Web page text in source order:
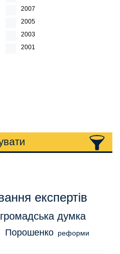
2007
2005
2003
2001
експертів
громадська думка
Порошенко реформи